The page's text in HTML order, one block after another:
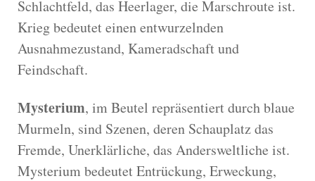
Schlachtfeld, das Heerlager, die Marschroute ist.
Krieg bedeutet einen entwurzelnden
Ausnahmezustand, Kameradschaft und
Feindschaft.
Mysterium, im Beutel repräsentiert durch blaue
Murmeln, sind Szenen, deren Schauplatz das
Fremde, Unerklärliche, das Andersweltliche ist.
Mysterium bedeutet Entrückung, Erweckung,